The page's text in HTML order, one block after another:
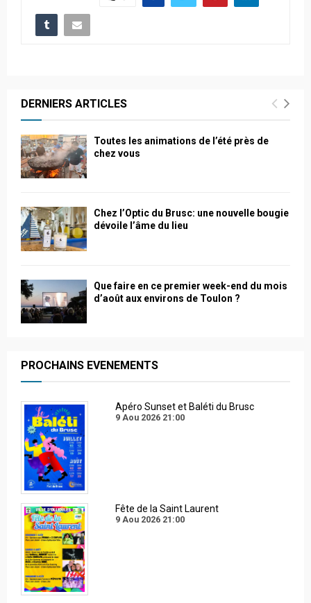
DERNIERS ARTICLES
Toutes les animations de l’été près de
chez vous
Chez l’Optic du Brusc: une nouvelle bougie
dévoile l’âme du lieu
Que faire en ce premier week-end du mois
d’août aux environs de Toulon ?
PROCHAINS EVENEMENTS
Apéro Sunset et Baléti du Brusc
9 Aou 2026 21:00
Fête de la Saint Laurent
9 Aou 2026 21:00